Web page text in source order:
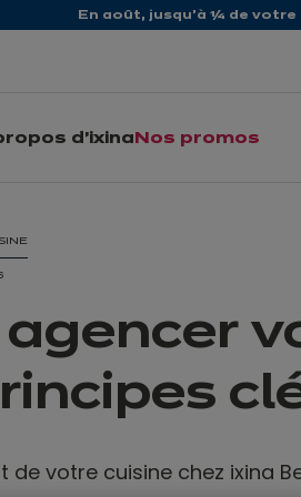
En août, jusqu'à ¼ de
d'ixina Nos promos
agencer
de votre cuisine chez ixina